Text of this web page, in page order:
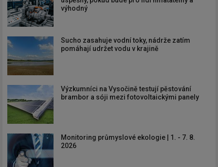
výhodný
Sucho zasahuje vodní toky, nádrže zatím
pomáhají udržet vodu v krajině
Výzkumníci na Vysočině testují pěstování
brambor a sóji mezi fotovoltaickými panely
Monitoring průmyslové ekologie | 1. - 7. 8.
2026